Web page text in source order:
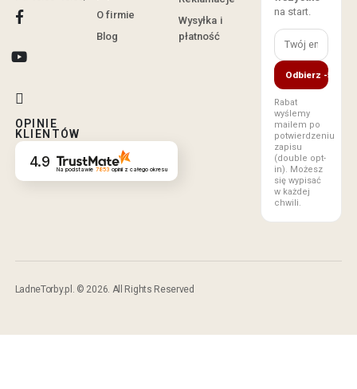
OPINIE
KLIENTÓW
4.9 Na podstawie 7853 opinii z całego okresu
O firmie
Blog
Wysyłka i
płatność
na start.
Odbierz -5%
Rabat
wyślemy
mailem po
potwierdzeniu
zapisu
(double opt-
in). Możesz
się wypisać
w każdej
chwili.
LadneTorby.pl. © 2026. All Rights Reserved